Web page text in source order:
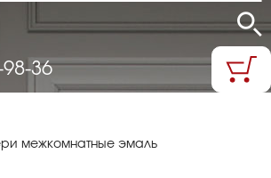
36
межкомнатные эмаль